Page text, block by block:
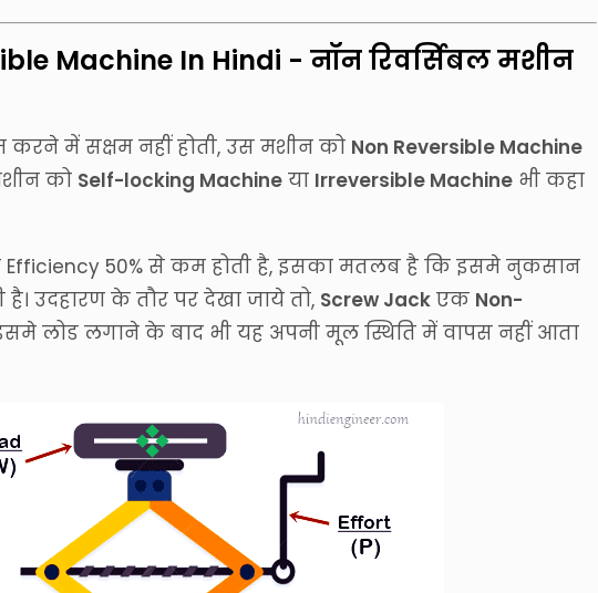
Machine In Hindi - नॉन रिवर्सिबल मशीन
करने में सक्षम नहीं होती, उस मशीन को Non Reversible Machine
को Self-locking Machineया Irreversible Machineभी कहा
Efficiency 50% से कम होती है, इसका मतलब है कि इसमे नुकसान
उदहारण के तौर पर देखा जाये तो, Screw Jackएक Non-
लोड लगाने के बाद भी यह अपनी मूल स्थिति में वापस नहीं आता